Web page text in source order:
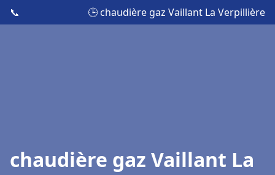
📞 🕒 chaudière gaz Vaillant La Verpillière
chaudière gaz Vaillant La